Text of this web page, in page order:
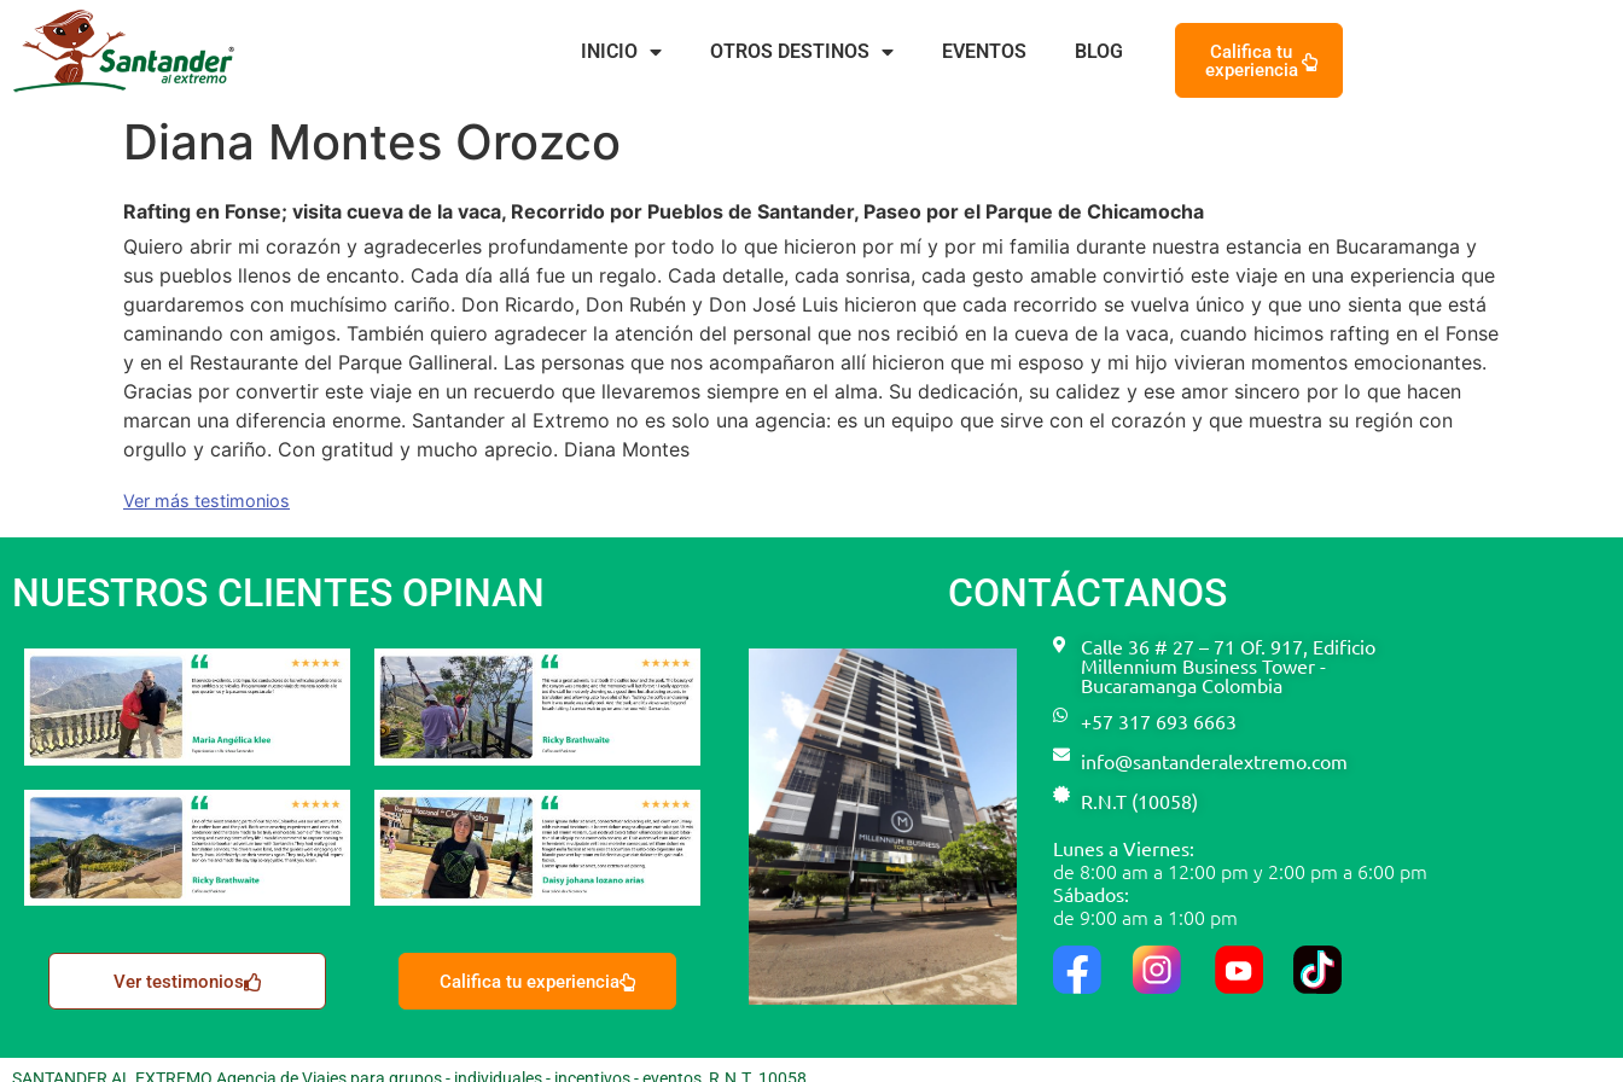
INICIO OTROS DESTINOS EVENTOS BLOG
Califica tu
experiencia
Diana Montes Orozco
Rafting en Fonse; visita cueva de la vaca, Recorrido por Pueblos de Santander, Paseo por el Parque de Chicamocha
Quiero abrir mi corazón y agradecerles profundamente por todo lo que hicieron por mí y por mi familia durante nuestra estancia en Bucaramanga y
sus pueblos llenos de encanto. Cada día allá fue un regalo. Cada detalle, cada sonrisa, cada gesto amable convirtió este viaje en una experiencia que
guardaremos con muchísimo cariño. Don Ricardo, Don Rubén y Don José Luis hicieron que cada recorrido se vuelva único y que uno sienta que está
caminando con amigos. También quiero agradecer la atención del personal que nos recibió en la cueva de la vaca, cuando hicimos rafting en el Fonse
y en el Restaurante del Parque Gallineral. Las personas que nos acompañaron allí hicieron que mi esposo y mi hijo vivieran momentos emocionantes.
Gracias por convertir este viaje en un recuerdo que llevaremos siempre en el alma. Su dedicación, su calidez y ese amor sincero por lo que hacen
marcan una diferencia enorme. Santander al Extremo no es solo una agencia: es un equipo que sirve con el corazón y que muestra su región con
orgullo y cariño. Con gratitud y mucho aprecio. Diana Montes
Ver más testimonios
NUESTROS CLIENTES OPINAN
Ver testimonios Califica tu experiencia
CONTÁCTANOS
Calle 36 # 27 – 71 Of. 917, Edificio
Millennium Business Tower -
Bucaramanga Colombia
+57 317 693 6663
info@santanderalextremo.com
R.N.T (10058)
Lunes a Viernes:
de 8:00 am a 12:00 pm y 2:00 pm a 6:00 pm
Sábados:
de 9:00 am a 1:00 pm